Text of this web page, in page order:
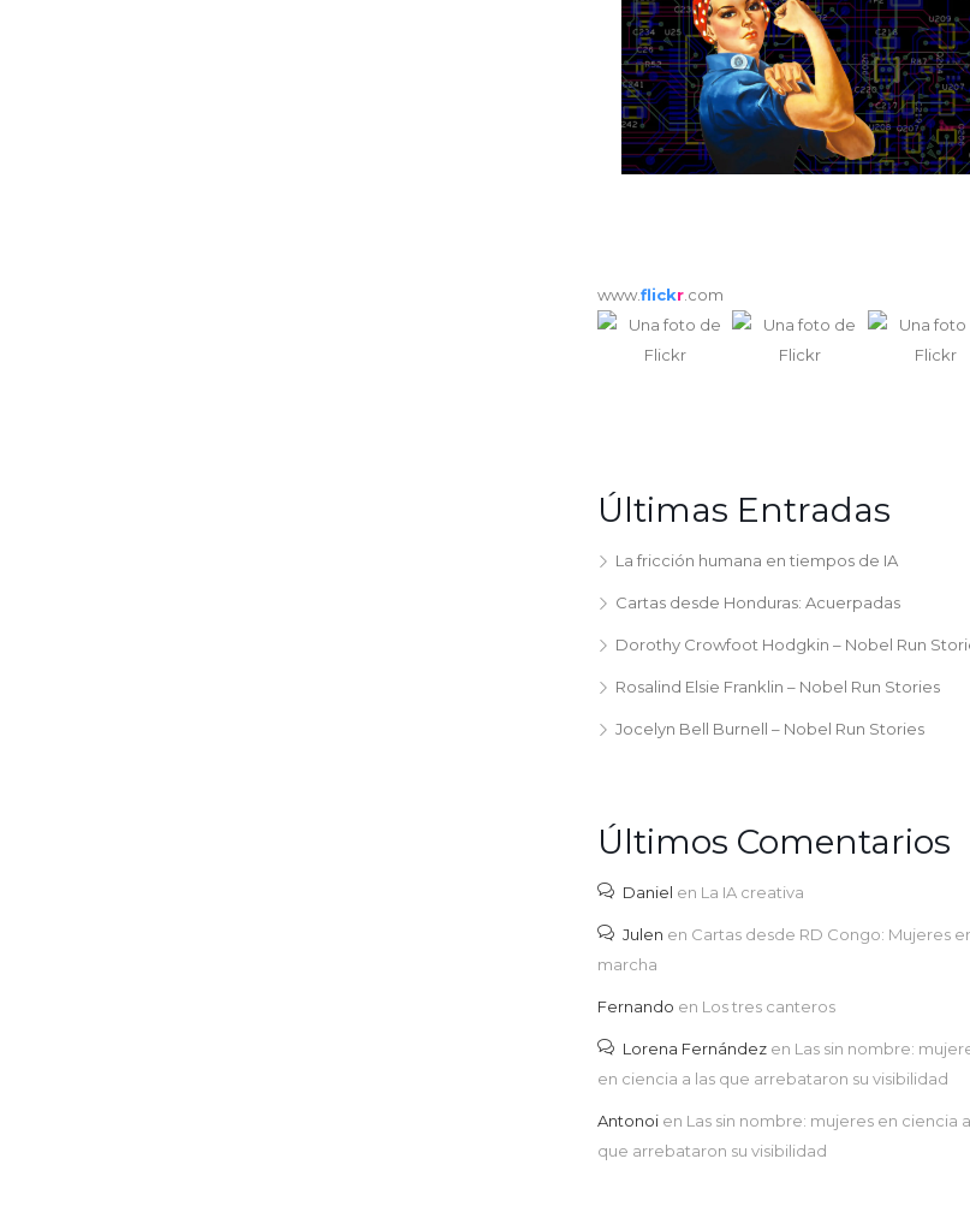
www.flickr .com
Últimas Entradas
La fricción humana en tiempos de IA
Cartas desde Honduras: Acuerpadas
Dorothy Crowfoot Hodgkin – Nobel Run
Rosalind Elsie Franklin – Nobel Run Stories
Jocelyn Bell Burnell – Nobel Run Stories
Últimos Comentarios
Daniel en La IA creativa
Julen en Cartas desde RD Congo: Mujeres
marcha
Fernando en Los tres canteros
Lorena Fernández en Las sin nombre:
en ciencia a las que arrebataron su visibilidad
Antonoi en Las sin nombre: mujeres en ciencia
que arrebataron su visibilidad